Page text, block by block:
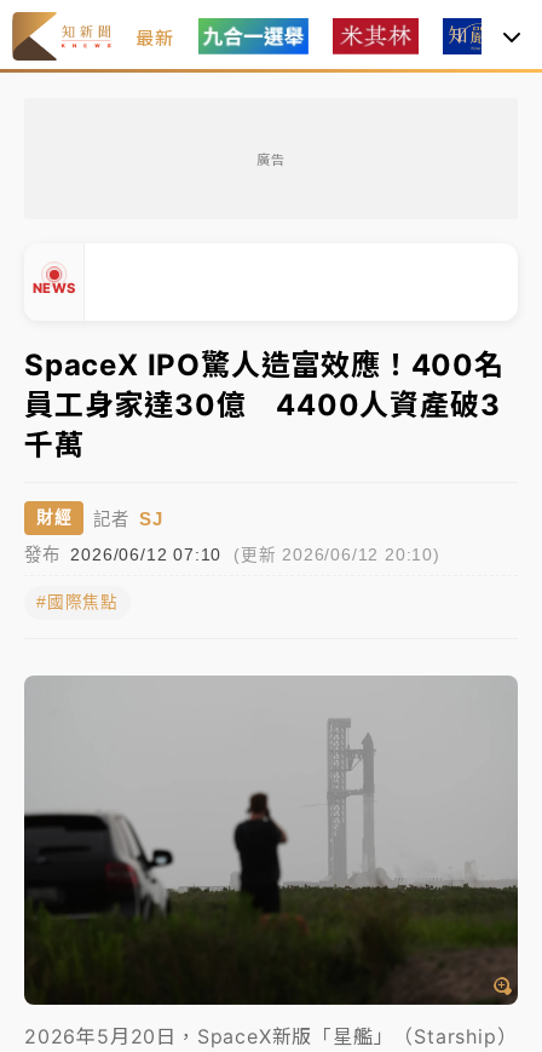
最新
廣告
NEWS
知名婚紗「韓國藝匠」驚傳無預警倒閉！北市消保官急
赴門市：已接獲10件申訴
處置制度大變革！ 證交所今起縮短股票「關禁閉」天
數與撮合時間
才續任就飛美國大學面試 清大校長高為元致歉：機會
到來時引起我的好奇
中租控股7月營收創今年新高 前7月獲利成長6%
腳鐐提前奔靈堂畫面曝
赴門市：已接獲10件申訴
處置制度大變革！ 證交所今起縮短股票「關禁閉」天
才續任就飛美國大學面試 清大校長高為元致歉：機會
到來時引起我的好奇
▼
SpaceX IPO驚人造富效應！400名
員工身家達30億 4400人資產破3
千萬
財經 記者 SJ
發布 2026/06/12 07:10 (更新 2026/06/12 20:10)
#國際焦點
2026年5月20日，SpaceX新版「星艦」（Starship）